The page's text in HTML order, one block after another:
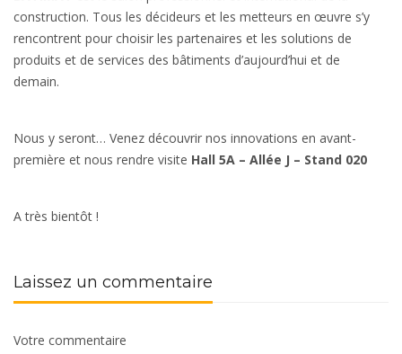
construction. Tous les décideurs et les metteurs en œuvre s’y
rencontrent pour choisir les partenaires et les solutions de
produits et de services des bâtiments d’aujourd’hui et de
demain.
Nous y seront… Venez découvrir nos innovations en avant-
première et nous rendre visite Hall 5A – Allée J – Stand 020
A très bientôt !
Laissez un commentaire
Votre commentaire